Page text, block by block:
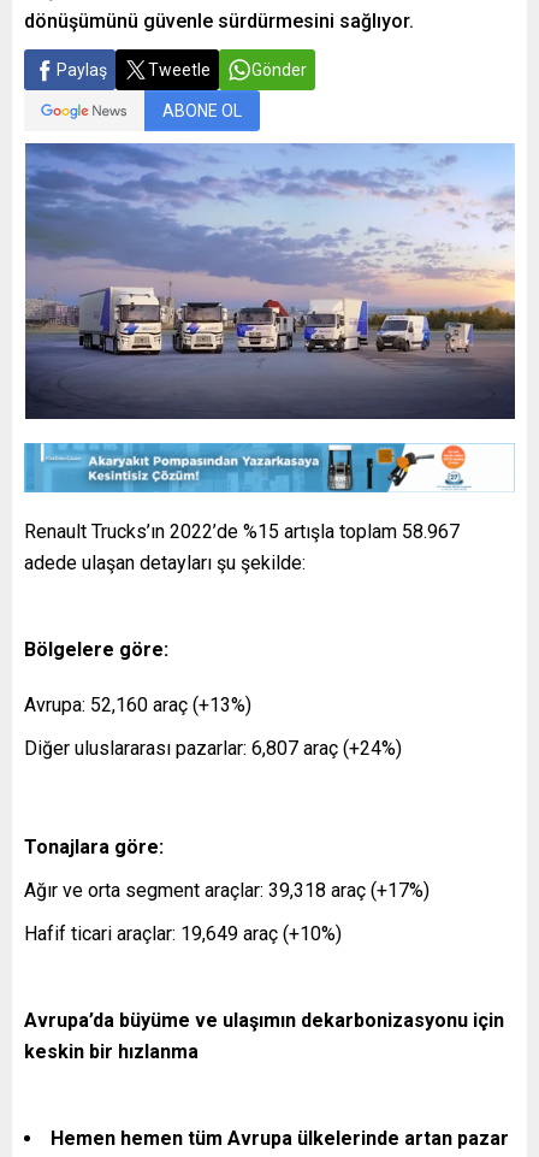
dönüşümünü güvenle sürdürmesini sağlıyor.
Paylaş Tweetle Gönder
ABONE OL
Renault Trucks’ın 2022’de %15 artışla toplam 58.967
adede ulaşan detayları şu şekilde:
Bölgelere göre:
Avrupa: 52,160 araç (+13%)
Diğer uluslararası pazarlar: 6,807 araç (+24%)
Tonajlara göre:
Ağır ve orta segment araçlar: 39,318 araç (+17%)
Hafif ticari araçlar: 19,649 araç (+10%)
Avrupa’da büyüme ve ulaşımın dekarbonizasyonu için
keskin bir hızlanma
Hemen hemen tüm Avrupa ülkelerinde artan pazar